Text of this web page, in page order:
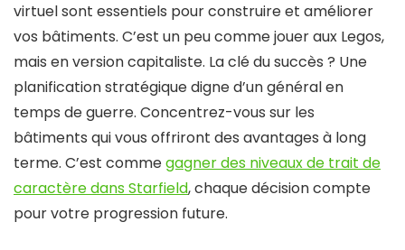
virtuel sont essentiels pour construire et améliorer
vos bâtiments. C’est un peu comme jouer aux Legos,
mais en version capitaliste. La clé du succès ? Une
planification stratégique digne d’un général en
temps de guerre. Concentrez-vous sur les
bâtiments qui vous offriront des avantages à long
terme. C’est commegagner des niveaux de trait de
caractère dans Starfield, chaque décision compte
pour votre progression future.